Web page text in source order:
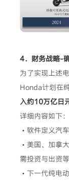
4．财务战略-
为了实现上述
Honda计划在
入约10万亿日
详细内容如下：
・软件定义
・美国、加拿
需投资与出
・下一代纯电